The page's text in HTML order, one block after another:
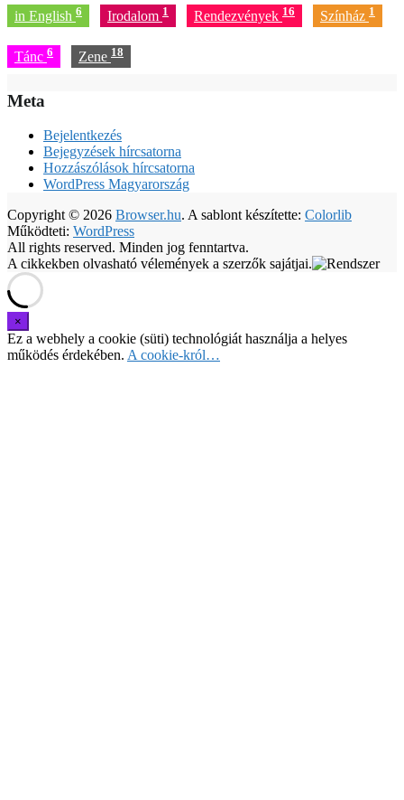
in English 6 Irodalom 1 Rendezvények 16 Színház 1
Tánc 6 Zene 18
Meta
Bejelentkezés
Bejegyzések hírcsatorna
Hozzászólások hírcsatorna
WordPress Magyarország
Copyright © 2026 Browser.hu. A sablont készítette: Colorlib
Működteti: WordPress
All rights reserved. Minden jog fenntartva.
A cikkekben olvasható vélemények a szerzők sajátjai.
Ez a webhely a cookie (süti) technológiát használja a helyes
működés érdekében. A cookie-król…